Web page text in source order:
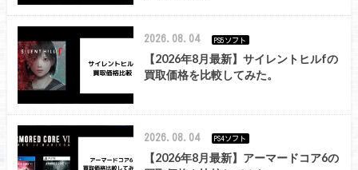
2026.08.04 PS5ソフト
【2026年8月最新】サイレントヒルfの
買取価格を比較してみた。
2026.08.04 PS4ソフト
【2026年8月最新】アーマードコア6の